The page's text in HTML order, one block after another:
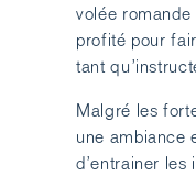
volée
profité pour
tant
Malgré les
une ambiance
d’entrainer